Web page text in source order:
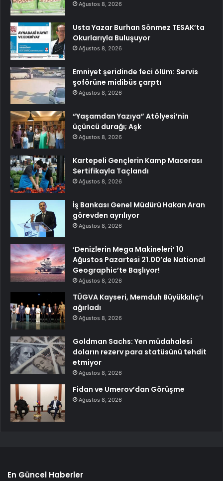
Ağustos 8, 2026
Usta Yazar Burhan Sönmez TESAK’ta
Okurlarıyla Buluşuyor
Ağustos 8, 2026
Emniyet şeridinde feci ölüm: Servis
şoförüne midibüs çarptı
Ağustos 8, 2026
“Yaşamdan Yazıya” Atölyesi’nin
üçüncü durağı; Aşk
Ağustos 8, 2026
Kartepeli Gençlerin Kamp Macerası
Sertifikayla Taçlandı
Ağustos 8, 2026
İş Bankası Genel Müdürü Hakan Aran
görevden ayrılıyor
Ağustos 8, 2026
‘Denizlerin Mega Makineleri’ 10
Ağustos Pazartesi 21.00’de National
Geographic’te Başlıyor!
Ağustos 8, 2026
TÜGVA Kayseri, Memduh Büyükkılıç’ı
ağırladı
Ağustos 8, 2026
Goldman Sachs: Yen müdahalesi
doların rezerv para statüsünü tehdit
etmiyor
Ağustos 8, 2026
Fidan ve Umerov’dan Görüşme
Ağustos 8, 2026
En Güncel Haberler